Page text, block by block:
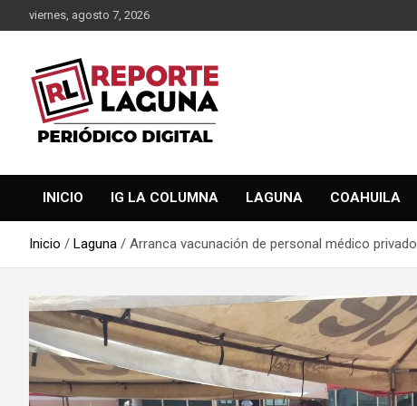
al
viernes, agosto 7, 2026
Reporte Laguna
INICIO IG LA COLUMNA LAGUNA COAHUILA
Inicio Laguna Arranca vacunación de personal médico privado